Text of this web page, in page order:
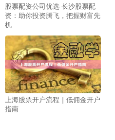
股票配资公司优选 长沙股票配
资：助你投资腾飞，把握财富先
机
上海股票开户流程｜低佣金开户
指南